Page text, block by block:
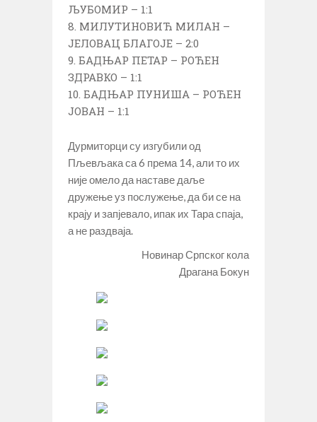
ЉУБОМИР – 1:1
МИЛУТИНОВИЋ МИЛАН –
ЈЕЛОВАЦ БЛАГОЈЕ – 2:0
БАДЊАР ПЕТАР – РОЋЕН
ЗДРАВКО – 1:1
БАДЊАР ПУНИША – РОЋЕН
ЈОВАН – 1:1
Дурмиторци су изгубили од
Пљевљака са 6 према 14, али то их
није омело да наставе даље
дружење уз послужење, да би се на
крају и запјевало, ипак их Тара спаја,
а не раздваја.
Новинар Српског кола
Драгана Бокун